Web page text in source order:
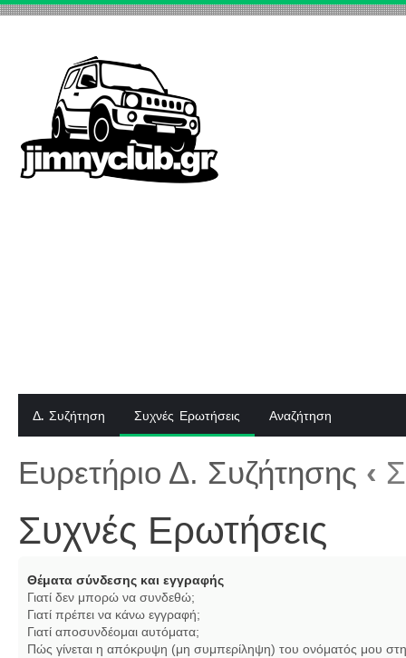
Δ. Συζήτηση Συχνές Ερωτήσεις Αναζήτηση
Ευρετήριο Δ. Συζήτησης ‹
Συχνές Ερωτήσεις
Θέματα σύνδεσης και εγγραφής
Γιατί δεν μπορώ να συνδεθώ;
Γιατί πρέπει να κάνω εγγραφή;
Γιατί αποσυνδέομαι αυτόματα;
Πώς γίνεται η απόκρυψη (μη συμπερίληψη) του ονόματός μου στη